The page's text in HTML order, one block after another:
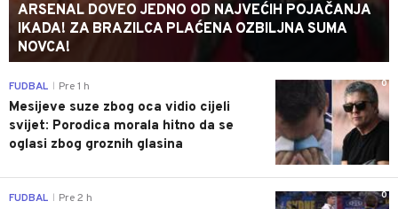
ARSENAL DOVEO JEDNO OD NAJVEĆIH POJAČANJA
IKADA! ZA BRAZILCA PLAĆENA OZBILJNA SUMA
NOVCA!
0
FUDBAL Pre 1 h
Mesijeve suze zbog oca vidio cijeli
svijet: Porodica morala hitno da se
oglasi zbog groznih glasina
0
FUDBAL Pre 2 h